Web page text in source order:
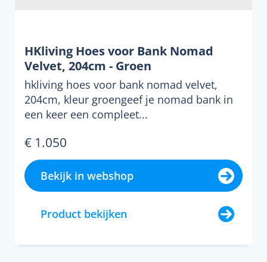
HKliving Hoes voor Bank Nomad
Velvet, 204cm - Groen
hkliving hoes voor bank nomad velvet,
204cm, kleur groengeef je nomad bank in
een keer een compleet...
€ 1.050
Bekijk in webshop
Product bekijken